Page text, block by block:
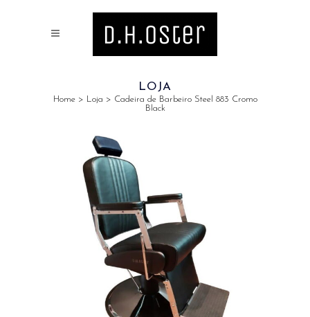
LOJA
Home> Loja > Cadeira de Barbeiro Steel 883 Cromo
Black